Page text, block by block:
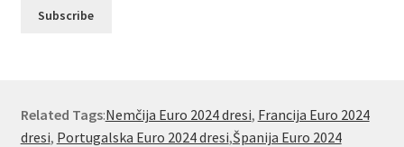
Related Tags:Nemčija Euro 2024 dresi, Francija Euro 2024
dresi, Portugalska Euro 2024 dresi,Španija Euro 2024